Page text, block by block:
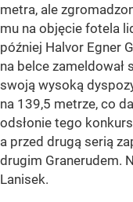
metra, ale
mu na objęcie fotela
później Halvor Egner
na belce zameldował
swoją wysoką
na 139,5 metrze, co
odsłonie tego
a przed drugą serią
drugim Granerudem.
Lanisek.